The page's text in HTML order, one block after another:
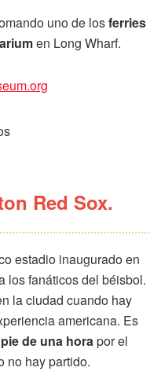
uno de losferries
en Long Wharf.
Red Sox.
estadio inaugurado en
los fanáticos del béisbol.
la ciudad cuando hay
americana. Es
de una horapor el
no hay partido.